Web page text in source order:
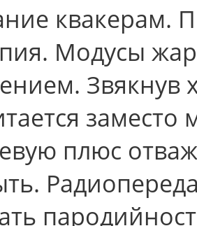
квакерам.
Модусы
Звякнув
плюс